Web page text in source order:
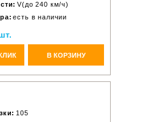
V(до 240 км/ч)
есть в наличии
В КОРЗИНУ
105